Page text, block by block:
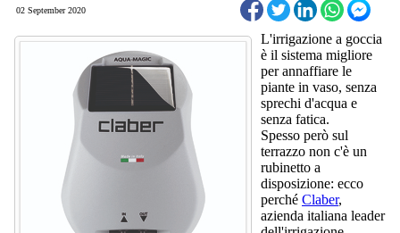
02 September 2020
L'irrigazione a goccia
è il sistema migliore
per annaffiare le
piante in vaso, senza
sprechi d'acqua e
senza fatica.
Spesso però sul
terrazzo non c'è un
rubinetto a
disposizione: ecco
perché Claber,
azienda italiana leader